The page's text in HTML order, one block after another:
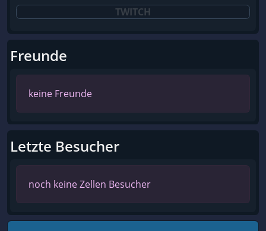
TWITCH
Freunde
keine Freunde
Letzte Besucher
noch keine Zellen Besucher